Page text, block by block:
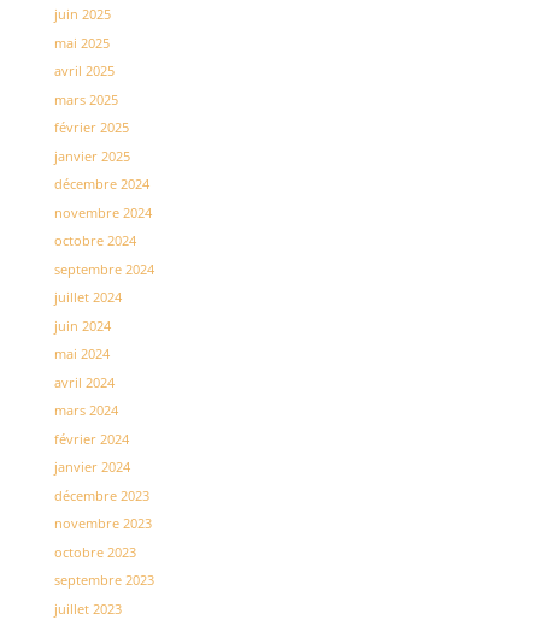
juin 2025
mai 2025
avril 2025
mars 2025
février 2025
janvier 2025
décembre 2024
novembre 2024
octobre 2024
septembre 2024
juillet 2024
juin 2024
mai 2024
avril 2024
mars 2024
février 2024
janvier 2024
décembre 2023
novembre 2023
octobre 2023
septembre 2023
juillet 2023